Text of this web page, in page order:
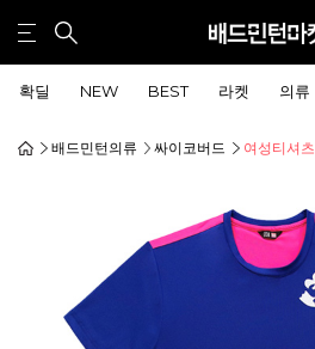
확딜 NEW BEST 라켓 의류
배드민턴의류 싸이코버드 여성티셔츠